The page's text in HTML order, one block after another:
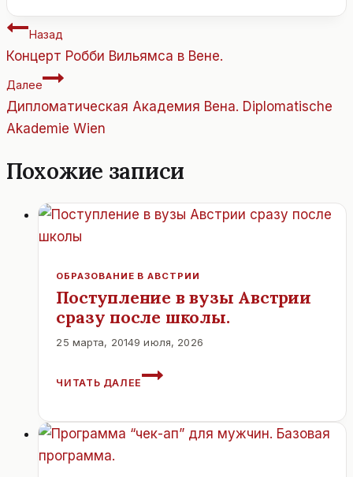
Навигация
по
записям
Назад
Концерт Робби Вильямса в Вене.
Далее
Дипломатическая Академия Вена. Diplomatische
Akademie Wien
Похожие записи
ОБРАЗОВАНИЕ В АВСТРИИ
Поступление в вузы Австрии
сразу после школы.
25 марта, 20149 июля, 2026
ЧИТАТЬ ДАЛЕЕ
ПОСТУПЛЕНИЕ
АВСТРИИ
СРАЗУ